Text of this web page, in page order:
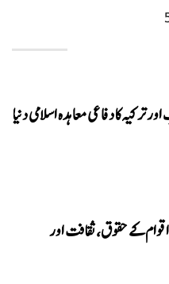
ترکیہ کا دفاعی معاہدہ اسلامی دنیا
کے حقوق، ثقافت اور